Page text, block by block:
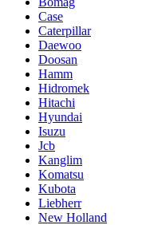
Case
Caterpillar
Daewoo
Doosan
Hamm
Hidromek
Hitachi
Hyundai
Isuzu
Jcb
Kanglim
Komatsu
Kubota
Liebherr
New Holland